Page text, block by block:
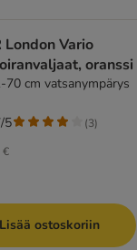
London Vario
oranssi
70 cm vatsanympärys
€
5 (3)
Lisää ostoskoriin